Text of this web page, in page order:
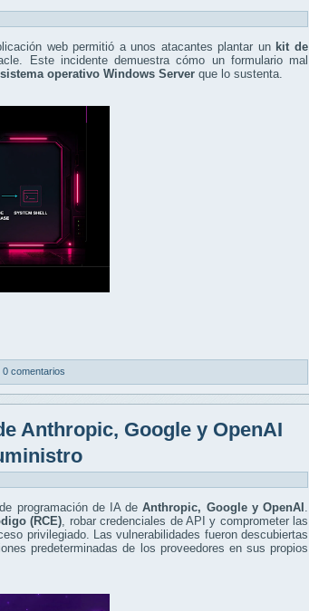
web permitió a unos atacantes plantar un kit de
Este incidente demuestra cómo un formulario mal
sistema operativo Windows Server que lo sustenta.
0 comentarios
Anthropic, Google y OpenAI
programación de IA deAnthropic, Google y OpenAI .
(RCE), robar credenciales de API y comprometer las
privilegiado. Las vulnerabilidades fueron descubiertas
predeterminadas de los proveedores en sus propios